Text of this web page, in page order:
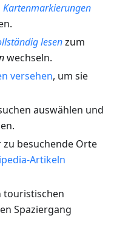
Kartenmarkierungen
lesenzum
wechseln.
versehen, um sie
auswählen und
besuchende Orte
Artikeln
touristischen
Spaziergang